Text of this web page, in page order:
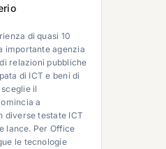
di quasi 10
importante agenzia
relazioni pubbliche
di ICT e beni di
il
a
diverse testate ICT
lance. Per Office
le tecnologie